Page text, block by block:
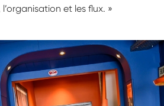
et les flux. »